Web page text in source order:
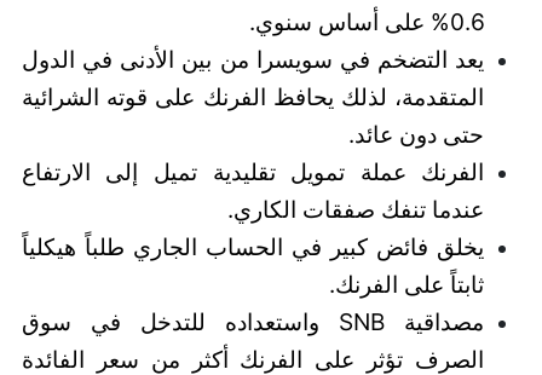
0.6% على أساس سنوي.
يعد التضخم في سويسرا من بين الأدنى في الدول
المتقدمة، لذلك يحافظ الفرنك على قوته الشرائية
حتى دون عائد.
الفرنك عملة تمويل تقليدية تميل إلى الارتفاع
عندما تنفك صفقات الكاري.
يخلق فائض كبير في الحساب الجاري طلباً هيكلياً
ثابتاً على الفرنك.
مصداقية SNB واستعداده للتدخل في سوق
الصرف تؤثر على الفرنك أكثر من سعر الفائدة